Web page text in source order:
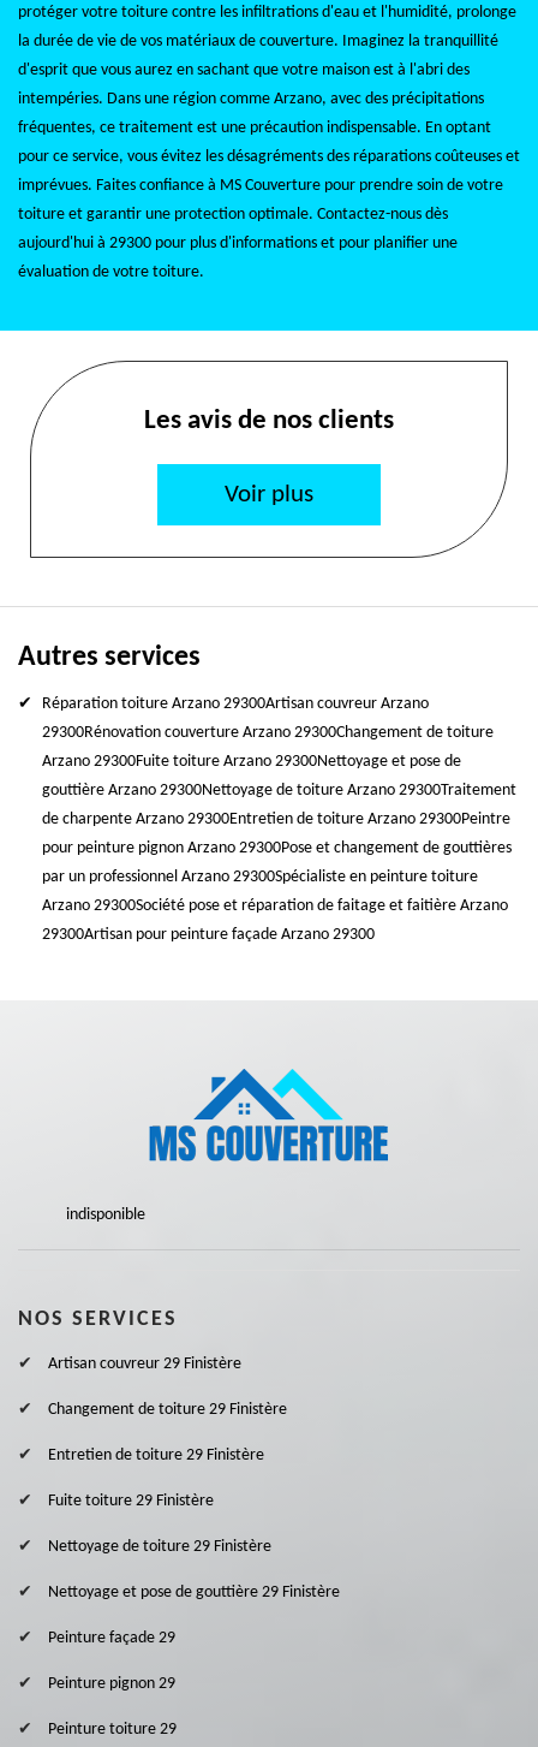
protéger votre toiture contre les infiltrations d'eau et l'humidité, prolonge
la durée de vie de vos matériaux de couverture. Imaginez la tranquillité
d'esprit que vous aurez en sachant que votre maison est à l'abri des
intempéries. Dans une région comme Arzano, avec des précipitations
fréquentes, ce traitement est une précaution indispensable. En optant
pour ce service, vous évitez les désagréments des réparations coûteuses et
imprévues. Faites confiance à MS Couverture pour prendre soin de votre
toiture et garantir une protection optimale. Contactez-nous dès
aujourd'hui à 29300 pour plus d'informations et pour planifier une
évaluation de votre toiture.
Les avis de nos clients
Voir plus
Autres services
Réparation toiture Arzano 29300Artisan couvreur Arzano
29300Rénovation couverture Arzano 29300Changement de toiture
Arzano 29300Fuite toiture Arzano 29300Nettoyage et pose de
gouttière Arzano 29300Nettoyage de toiture Arzano 29300Traitement
de charpente Arzano 29300Entretien de toiture Arzano 29300Peintre
pour peinture pignon Arzano 29300Pose et changement de gouttières
par un professionnel Arzano 29300Spécialiste en peinture toiture
Arzano 29300Société pose et réparation de faitage et faitière Arzano
29300Artisan pour peinture façade Arzano 29300
indisponible
NOS SERVICES
Artisan couvreur 29 Finistère
Changement de toiture 29 Finistère
Entretien de toiture 29 Finistère
Fuite toiture 29 Finistère
Nettoyage de toiture 29 Finistère
Nettoyage et pose de gouttière 29 Finistère
Peinture façade 29
Peinture pignon 29
Peinture toiture 29